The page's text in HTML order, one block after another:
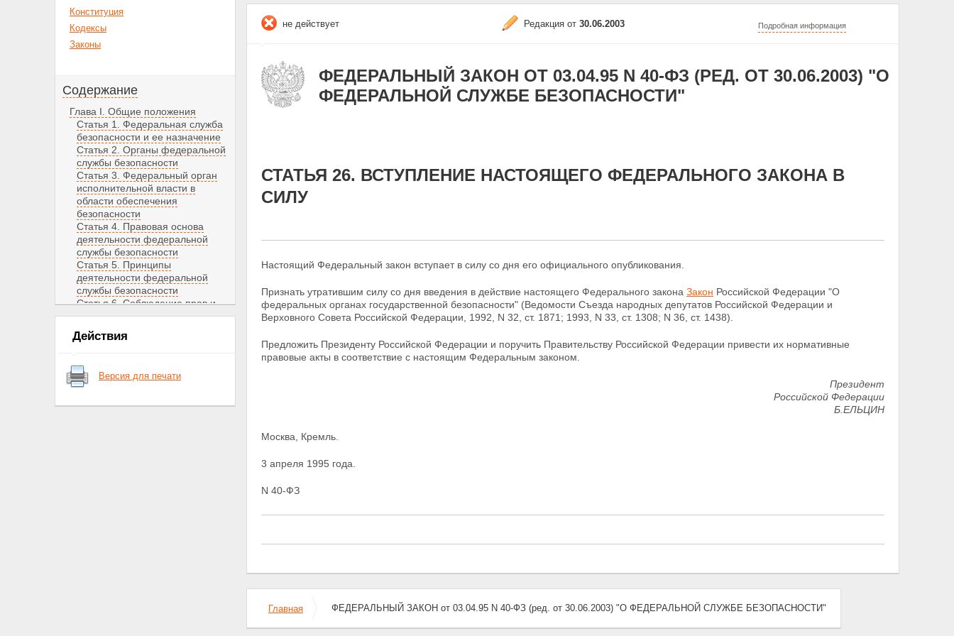
Конституция
Кодексы
Законы
Содержание
Глава I. Общие положения
Статья 1. Федеральная служба
безопасности и ее назначение
Статья 2. Органы федеральной
службы безопасности
Статья 3. Федеральный орган
исполнительной власти в
области обеспечения
безопасности
Статья 4. Правовая основа
деятельности федеральной
службы безопасности
Статья 5. Принципы
деятельности федеральной
службы безопасности
Статья 6. Соблюдение прав и
свобод человека и гражданина
в деятельности федеральной
службы безопасности
федеральной службе
безопасности
материально-техническое
Действия
Версия для печати
не действует Редакция от 30.06.2003 Подробная информация
ФЕДЕРАЛЬНЫЙ ЗАКОН ОТ 03.04.95 N 40-ФЗ (РЕД. ОТ 30.06.2003) "О
ФЕДЕРАЛЬНОЙ СЛУЖБЕ БЕЗОПАСНОСТИ"
СТАТЬЯ 26. ВСТУПЛЕНИЕ НАСТОЯЩЕГО ФЕДЕРАЛЬНОГО ЗАКОНА В
СИЛУ
Настоящий Федеральный закон вступает в силу со дня его официального опубликования.
Признать утратившим силу со дня введения в действие настоящего Федерального закона Закон Российской Федерации "О
федеральных органах государственной безопасности" (Ведомости Съезда народных депутатов Российской Федерации и
Верховного Совета Российской Федерации, 1992, N 32, ст. 1871; 1993, N 33, ст. 1308; N 36, ст. 1438).
Предложить Президенту Российской Федерации и поручить Правительству Российской Федерации привести их нормативные
правовые акты в соответствие с настоящим Федеральным законом.
Президент
Российской Федерации
Б.ЕЛЬЦИН
Москва, Кремль.
3 апреля 1995 года.
N 40-ФЗ
Главная ФЕДЕРАЛЬНЫЙ ЗАКОН от 03.04.95 N 40-ФЗ (ред. от 30.06.2003) "О ФЕДЕРАЛЬНОЙ СЛУЖБЕ БЕЗОПАСНОСТИ"